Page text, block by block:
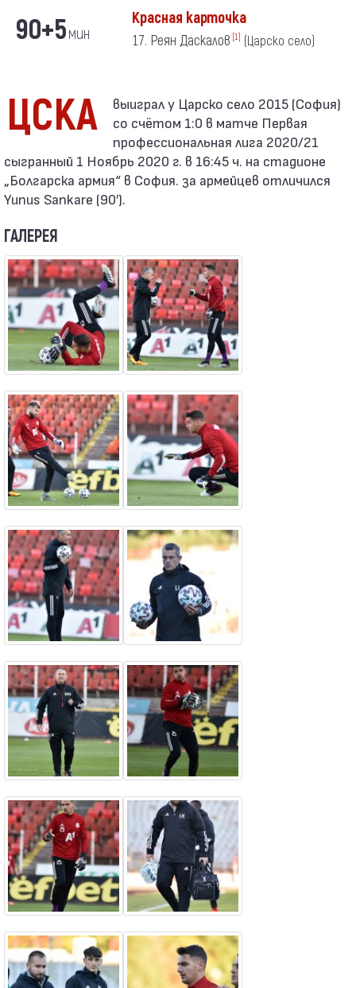
90+5мин
Красная карточка
17. Реян Даскалов [1] (Царско село)
ЦСКА
со счётом 1:0 в матче Первая
профессиональная лига 2020/21
сыгранный 1 Ноябрь 2020 г. в 16:45 ч. на стадионе
„Болгарска армия“ в София. за армейцев отличился
Yunus Sankare (90′).
ГАЛЕРЕЯ